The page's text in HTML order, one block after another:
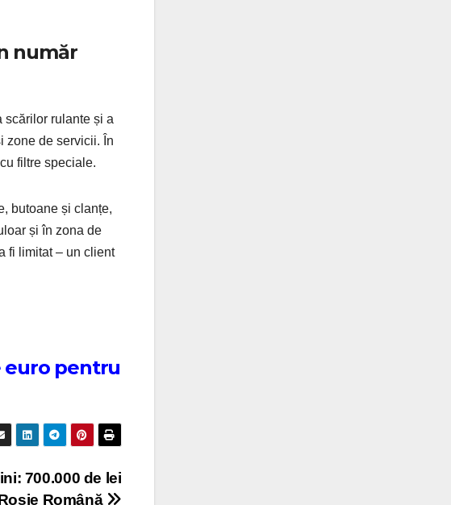
număr
scărilor rulante și a
zone de servicii. În
filtre speciale.
butoane și clanțe,
și în zona de
fi limitat – un client
euro pentru
700.000 de lei
Română